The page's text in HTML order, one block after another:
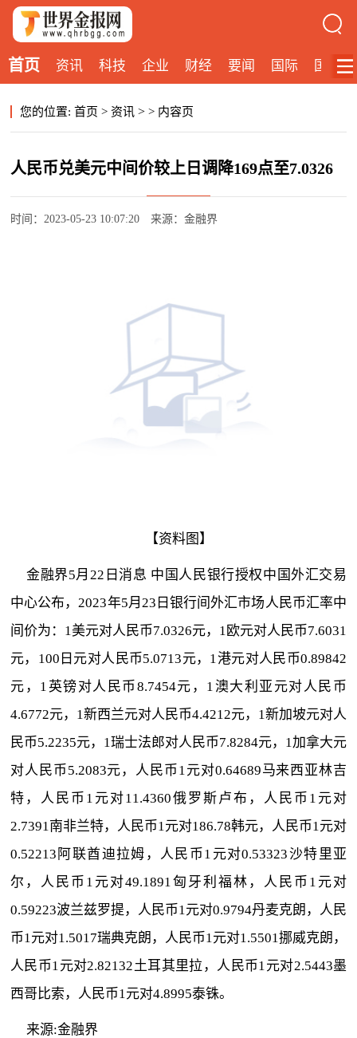
首页 资讯 科技 企业 财经 要闻 国际 国内
您的位置: 首页 > 资讯 > > 内容页
人民币兑美元中间价较上日调降169点至7.0326
时间：2023-05-23 10:07:20 来源：金融界
【资料图】
金融界5月22日消息 中国人民银行授权中国外汇交易
中心公布，2023年5月23日银行间外汇市场人民币汇率中
间价为：1美元对人民币7.0326元，1欧元对人民币7.6031
元，100日元对人民币5.0713元，1港元对人民币0.89842
元，1英镑对人民币8.7454元，1澳大利亚元对人民币
4.6772元，1新西兰元对人民币4.4212元，1新加坡元对人
民币5.2235元，1瑞士法郎对人民币7.8284元，1加拿大元
对人民币5.2083元，人民币1元对0.64689马来西亚林吉
特，人民币1元对11.4360俄罗斯卢布，人民币1元对
2.7391南非兰特，人民币1元对186.78韩元，人民币1元对
0.52213阿联酋迪拉姆，人民币1元对0.53323沙特里亚
尔，人民币1元对49.1891匈牙利福林，人民币1元对
0.59223波兰兹罗提，人民币1元对0.9794丹麦克朗，人民
币1元对1.5017瑞典克朗，人民币1元对1.5501挪威克朗，
人民币1元对2.82132土耳其里拉，人民币1元对2.5443墨
西哥比索，人民币1元对4.8995泰铢。
来源:金融界